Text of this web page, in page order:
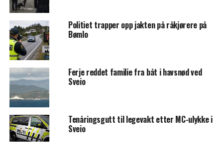
Politiet trapper opp jakten på råkjørere på
Bømlo
Ferje reddet familie fra båt i havsnød ved
Sveio
Tenåringsgutt til legevakt etter MC-ulykke i
Sveio